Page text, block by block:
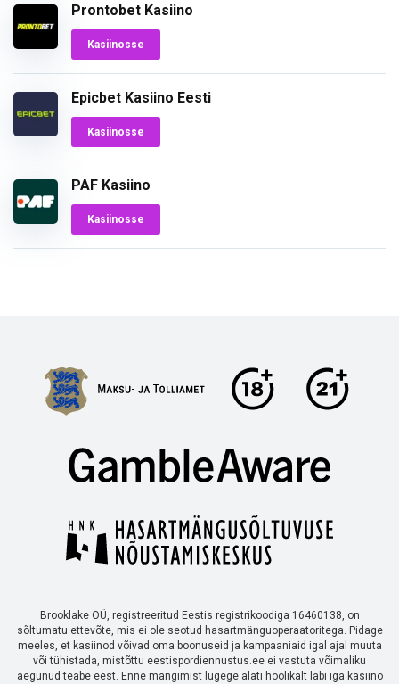
Prontobet Kasiino
Kasiinosse
Epicbet Kasiino Eesti
Kasiinosse
PAF Kasiino
Kasiinosse
Brooklake OÜ, registreeritud Eestis registrikoodiga 16460138, on
sõltumatu ettevõte, mis ei ole seotud hasartmänguoperaatoritega. Pidage
meeles, et kasiinod võivad oma boonuseid ja kampaaniaid igal ajal muuta
või tühistada, mistõttu eestispordiennustus.ee ei vastuta võimaliku
aegunud teabe eest. Enne mängimist lugege alati hoolikalt läbi iga kasiino